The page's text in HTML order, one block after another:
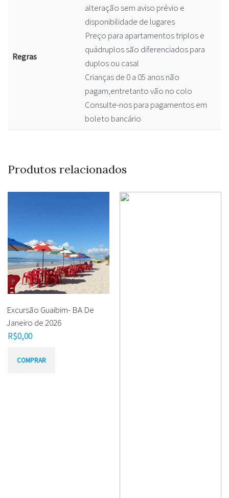
Regras
alteração sem aviso prévio e
disponibilidade de lugares
Preço para apartamentos triplos e
quádruplos são diferenciados para
duplos ou casal
Crianças de 0 a 05 anos não
pagam,entretanto vão no colo
Consulte-nos para pagamentos em
boleto bancário
Produtos relacionados
Excursão Guaibim- BA De
Janeiro de 2026
R$0,00
COMPRAR